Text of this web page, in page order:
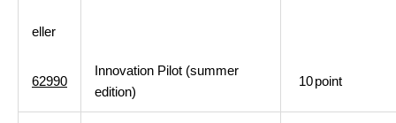
eller
62990
Innovation Pilot (summer
edition)
10point